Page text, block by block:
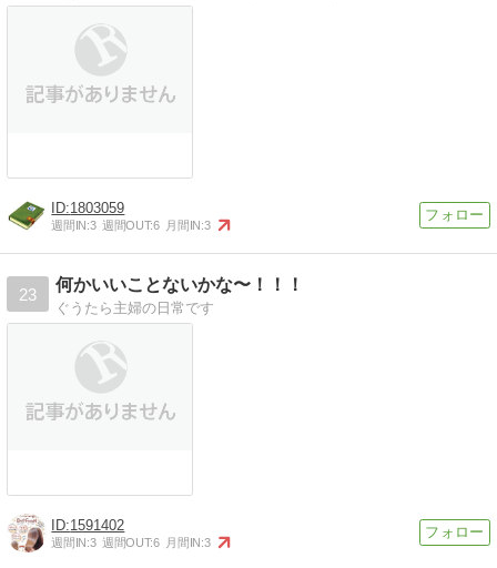
1803059
週間IN:3 週間OUT:6 月間IN:3
23
何かいいことないかな〜！！！
ぐうたら主婦の日常です
1591402
週間IN:3 週間OUT:6 月間IN:3